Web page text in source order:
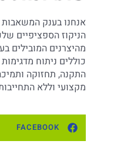
אנחנו בענק המשאבות
הניקוז הספציפיים
מהיצרנים המובילים
כוללים ניתוח
התקנה, תחזוקה
מקצועי וללא
FACEBOOK